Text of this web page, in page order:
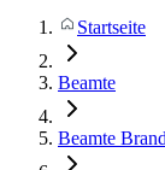
Startseite
Beamte
Beamte